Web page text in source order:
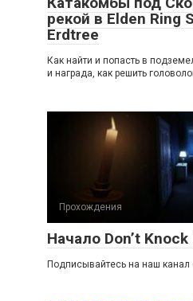
рекой в Elden Ring
Erdtree
Как найти и попасть в
и награда, как решить
Прохождения
Начало Don’t
Подписывайтесь на наш канал